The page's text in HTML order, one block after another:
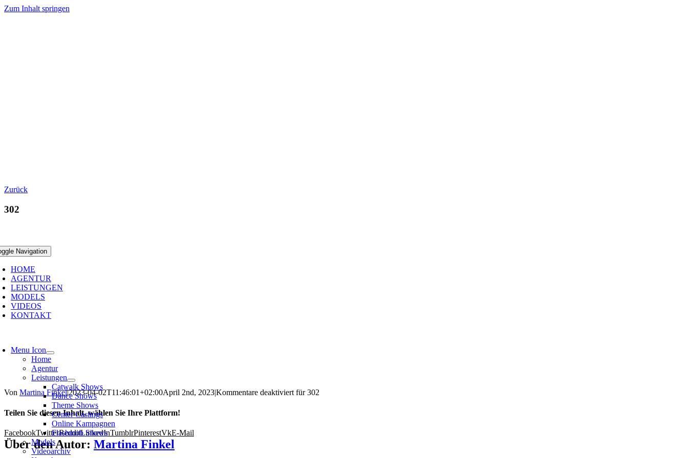
Zum Inhalt springen
Navigation
HOME
AGENTUR
LEISTUNGEN
MODELS
VIDEOS
KONTAKT
Menu Icon
Home
Agentur
Leistungen
Catwalk Shows
Dance Shows
Theme Shows
Center Castings
Online Kampagnen
Flashmob Shows
Models
Videoarchiv
Zurück
302
Von Martina Finkel|2023-04-02T11:46:01+02:00April 2nd, 2023|Kommentare deaktiviertfür 302
Teilen Sie diesen Inhalt, wählen Sie Ihre Plattform!
FacebookTwitterRedditLinkedInTumblrPinterestVkE-Mail
Über den Autor: Martina Finkel